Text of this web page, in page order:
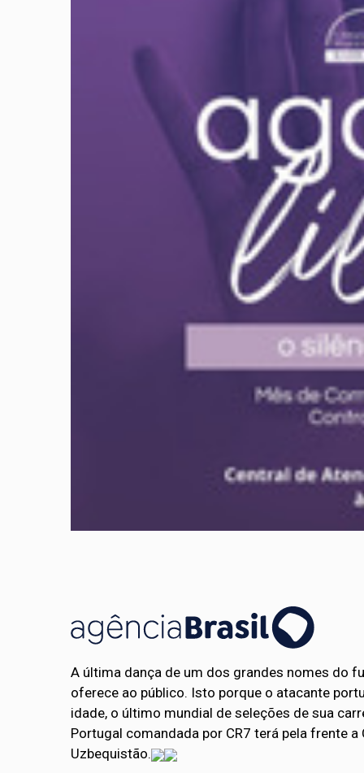
A última dança de um dos grandes nomes do
oferece ao público. Isto porque o atacante
idade, o último mundial de seleções de sua
Portugal comandada por CR7 terá pela frente
Uzbequistão.